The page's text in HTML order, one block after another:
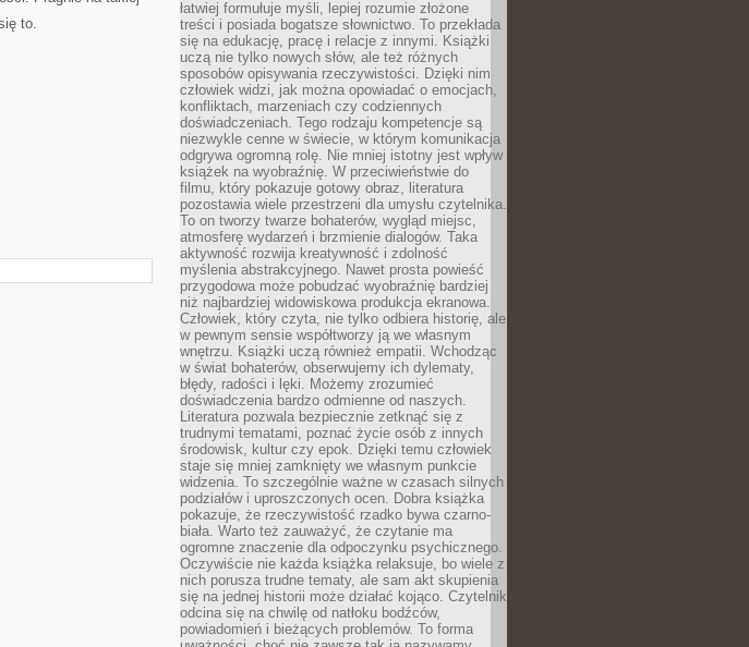
to.
łatwiej formułuje myśli, lepiej rozumie złożone
treści i posiada bogatsze słownictwo. To przekłada
się na edukację, pracę i relacje z innymi. Książki
uczą nie tylko nowych słów, ale też różnych
sposobów opisywania rzeczywistości. Dzięki nim
człowiek widzi, jak można opowiadać o emocjach,
konfliktach, marzeniach czy codziennych
doświadczeniach. Tego rodzaju kompetencje są
niezwykle cenne w świecie, w którym komunikacja
odgrywa ogromną rolę. Nie mniej istotny jest wpływ
książek na wyobraźnię. W przeciwieństwie do
filmu, który pokazuje gotowy obraz, literatura
pozostawia wiele przestrzeni dla umysłu czytelnika.
To on tworzy twarze bohaterów, wygląd miejsc,
atmosferę wydarzeń i brzmienie dialogów. Taka
aktywność rozwija kreatywność i zdolność
myślenia abstrakcyjnego. Nawet prosta powieść
przygodowa może pobudzać wyobraźnię bardziej
niż najbardziej widowiskowa produkcja ekranowa.
Człowiek, który czyta, nie tylko odbiera historię, ale
w pewnym sensie współtworzy ją we własnym
wnętrzu. Książki uczą również empatii. Wchodząc
w świat bohaterów, obserwujemy ich dylematy,
błędy, radości i lęki. Możemy zrozumieć
doświadczenia bardzo odmienne od naszych.
Literatura pozwala bezpiecznie zetknąć się z
trudnymi tematami, poznać życie osób z innych
środowisk, kultur czy epok. Dzięki temu człowiek
staje się mniej zamknięty we własnym punkcie
widzenia. To szczególnie ważne w czasach silnych
podziałów i uproszczonych ocen. Dobra książka
pokazuje, że rzeczywistość rzadko bywa czarno-
biała. Warto też zauważyć, że czytanie ma
ogromne znaczenie dla odpoczynku psychicznego.
Oczywiście nie każda książka relaksuje, bo wiele z
nich porusza trudne tematy, ale sam akt skupienia
się na jednej historii może działać kojąco. Czytelnik
odcina się na chwilę od natłoku bodźców,
powiadomień i bieżących problemów. To forma